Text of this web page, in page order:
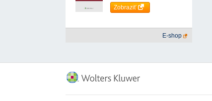
Zobraziť
E-shop